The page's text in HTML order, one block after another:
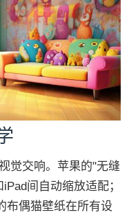
觉交响。苹果的"无缝
间自动缩放适配；
布偶猫壁纸在所有设